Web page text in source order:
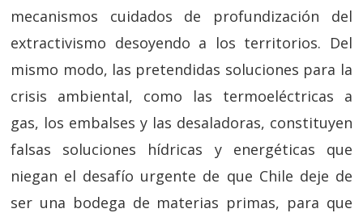
mecanismos cuidados de profundización del
extractivismo desoyendo a los territorios. Del
mismo modo, las pretendidas soluciones para la
crisis ambiental, como las termoeléctricas a
gas, los embalses y las desaladoras, constituyen
falsas soluciones hídricas y energéticas que
niegan el desafío urgente de que Chile deje de
ser una bodega de materias primas, para que